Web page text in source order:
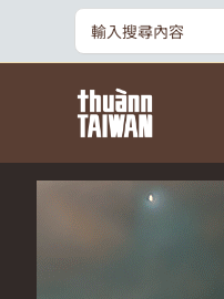
至
搜
尋：